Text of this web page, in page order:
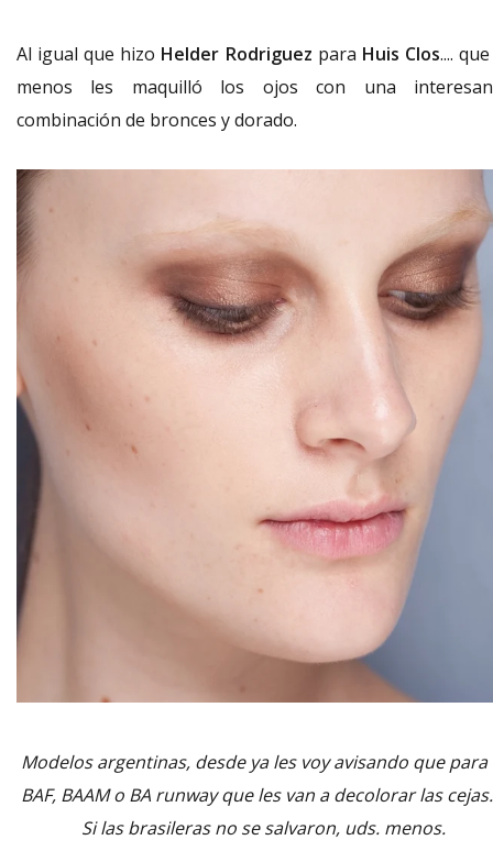
Al igual que hizo Helder Rodriguez para Huis Clos....
menos les maquilló los ojos con una
combinación de bronces y dorado.
Modelos argentinas, desde ya les voy avisando que para
BAF, BAAM o BA runway que les van a decolorar las
Si las brasileras no se salvaron, uds. menos.